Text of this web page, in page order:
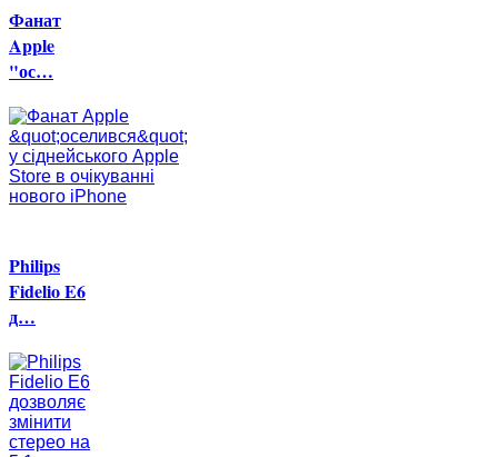
Фанат
Apple
"ос…
Philips
Fidelio E6
д…